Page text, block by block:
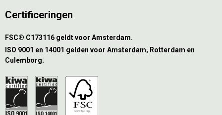
Certificeringen
FSC® C173116 geldt voor Amsterdam.
ISO 9001 en 14001 gelden voor Amsterdam, Rotterdam en
Culemborg.